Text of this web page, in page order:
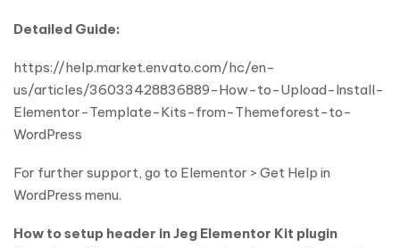
Detailed Guide:
https://help.market.envato.com/hc/en-
us/articles/36033428836889-How-to-Upload-Install-
Elementor-Template-Kits-from-Themeforest-to-
WordPress
For further support, go to Elementor > Get Help in
WordPress menu.
How to setup header in Jeg Elementor Kit plugin